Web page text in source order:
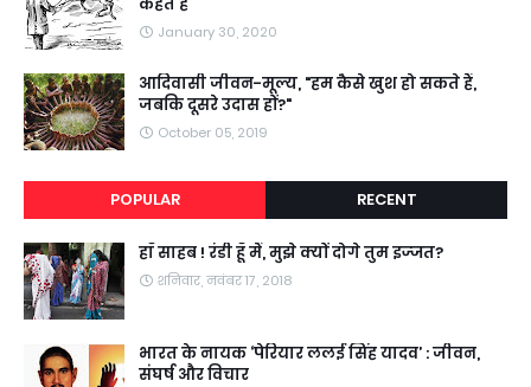
January 30, 2020
आदिवासी जीवन-मूल्य, "हम कैसे खुश हो सकते हैं,
जबकि दूसरे उदास हों?"
October 05, 2019
POPULAR RECENT
हाँ साहब ! रंडी हूँ मैं, मुझे क्यों दोगे तुम इज्जत?
शनिवार, नवंबर 17, 2018
भारत के नायक ‘पेरियार ललई सिंह यादव’ : जीवन,
संघर्ष और विचार